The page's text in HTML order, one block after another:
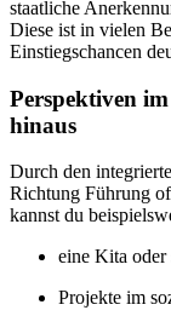
staatliche
Diese ist in vielen
Einstiegschancen
Perspektiven
hinaus
Durch den
Richtung Führung
kannst du
eine Kita
Projekte im